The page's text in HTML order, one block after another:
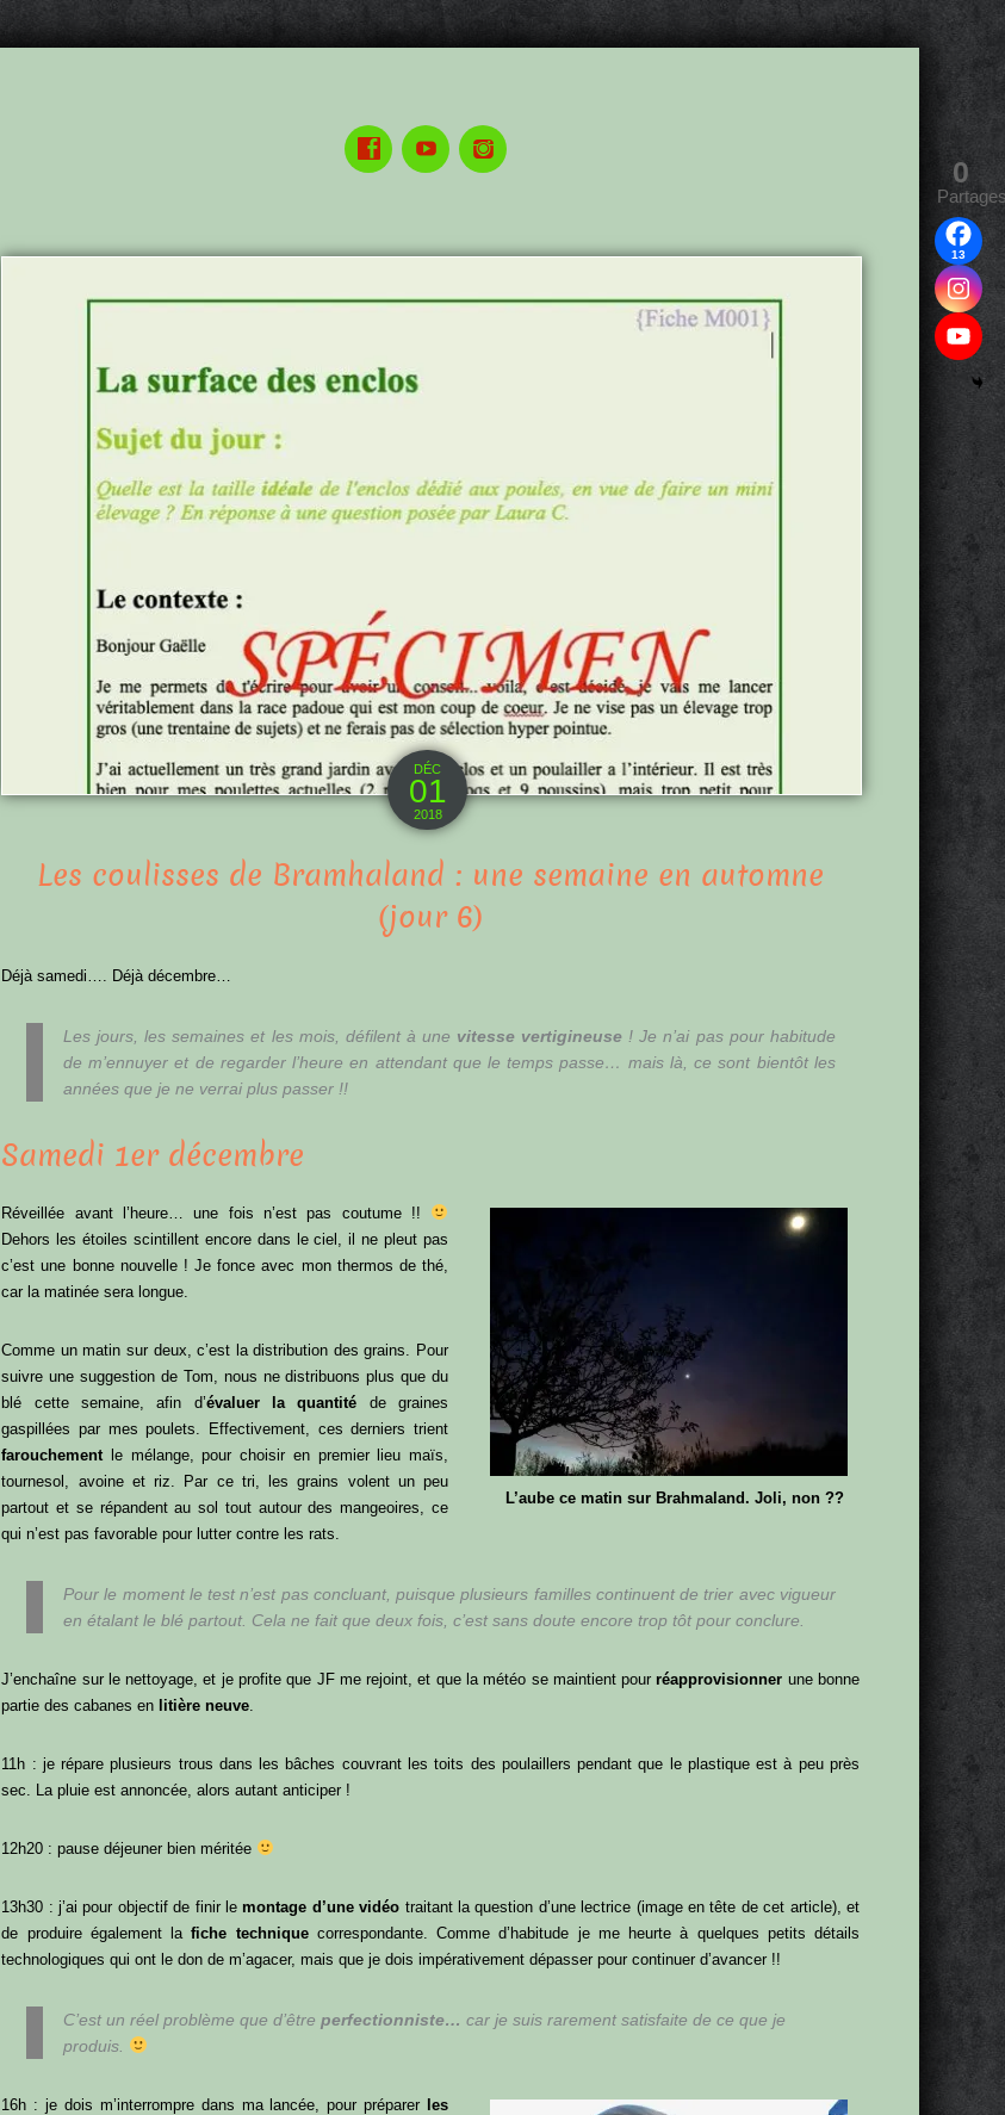
DÉC
01
2018
Les coulisses de Bramhaland : une semaine en automne
(jour 6)
Déjà samedi…. Déjà décembre…
Les jours, les semaines et les mois, défilent à une vitesse vertigineuse ! Je n’ai pas pour habitude
de m’ennuyer et de regarder l’heure en attendant que le temps passe… mais là, ce sont bientôt les
années que je ne verrai plus passer !!
Samedi 1er décembre
L’aube ce matin sur Brahmaland. Joli, non ??
Réveillée avant l’heure… une fois n’est pas coutume !!
Dehors les étoiles scintillent encore dans le ciel, il ne pleut pas
c’est une bonne nouvelle ! Je fonce avec mon thermos de thé,
car la matinée sera longue.
Comme un matin sur deux, c’est la distribution des grains. Pour
suivre une suggestion de Tom, nous ne distribuons plus que du
blé cette semaine, afin d’évaluer la quantité de graines
gaspillées par mes poulets. Effectivement, ces derniers trient
farouchement le mélange, pour choisir en premier lieu maïs,
tournesol, avoine et riz. Par ce tri, les grains volent un peu
partout et se répandent au sol tout autour des mangeoires, ce
qui n’est pas favorable pour lutter contre les rats.
Pour le moment le test n’est pas concluant, puisque plusieurs familles continuent de trier avec vigueur
en étalant le blé partout. Cela ne fait que deux fois, c’est sans doute encore trop tôt pour conclure.
J’enchaîne sur le nettoyage, et je profite que JF me rejoint, et que la météo se maintient pourréapprovisionner une bonne
partie des cabanes en litière neuve
11h : je répare plusieurs trous dans les bâches couvrant les toits des poulaillers pendant que le plastique est à peu près
sec. La pluie est annoncée, alors autant anticiper !
12h20 : pause déjeuner bien méritée
13h30 : j’ai pour objectif de finir lemontage d’une vidéo traitant la question d’une lectrice (image en tête de cet article), et
de produire également lafiche techniquecorrespondante. Comme d’habitude je me heurte à quelques petits détails
technologiques qui ont le don de m’agacer, mais que je dois impérativement dépasser pour continuer d’avancer !!
C’est un réel problème que d’être perfectionniste… car je suis rarement satisfaite de ce que je
produis.
16h : je dois m’interrompre dans ma lancée, pour préparer les
0
13